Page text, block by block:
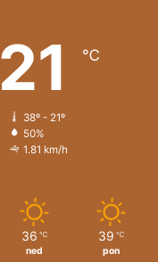
21 ℃
38º - 21º
50%
1.81 km/h
36 ℃
ned
39 ℃
pon